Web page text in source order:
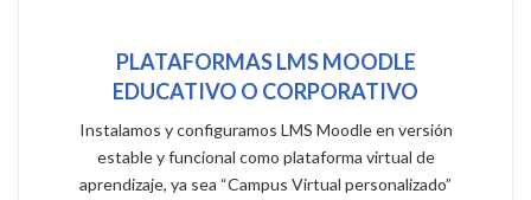
PLATAFORMAS LMS MOODLE
EDUCATIVO O CORPORATIVO
Instalamos y configuramos LMS Moodle en versión
estable y funcional como plataforma virtual de
aprendizaje, ya sea “Campus Virtual personalizado”